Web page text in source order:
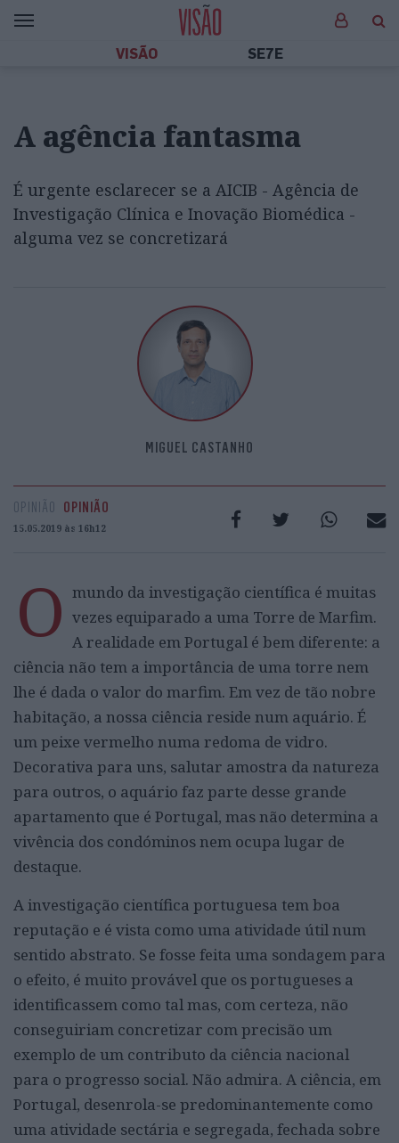
VISÃO SE7E
A agência fantasma
É urgente esclarecer se a AICIB - Agência de
Investigação Clínica e Inovação Biomédica -
alguma vez se concretizará
MIGUEL CASTANHO
OPINIÃO OPINIÃO
15.05.2019 às 16h12
O mundo da investigação científica é muitas
vezes equiparado a uma Torre de Marfim.
A realidade em Portugal é bem diferente: a
ciência não tem a importância de uma torre nem
lhe é dada o valor do marfim. Em vez de tão nobre
habitação, a nossa ciência reside num aquário. É
um peixe vermelho numa redoma de vidro.
Decorativa para uns, salutar amostra da natureza
para outros, o aquário faz parte desse grande
apartamento que é Portugal, mas não determina a
vivência dos condóminos nem ocupa lugar de
destaque.
A investigação científica portuguesa tem boa
reputação e é vista como uma atividade útil num
sentido abstrato. Se fosse feita uma sondagem para
o efeito, é muito provável que os portugueses a
identificassem como tal mas, com certeza, não
conseguiriam concretizar com precisão um
exemplo de um contributo da ciência nacional
para o progresso social. Não admira. A ciência, em
Portugal, desenrola-se predominantemente como
uma atividade sectária e segregada, fechada sobre